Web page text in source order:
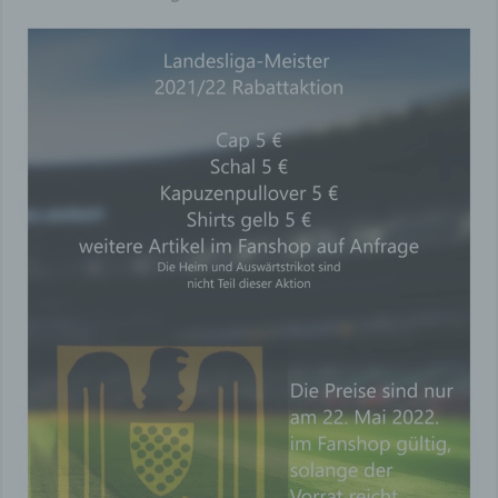
Sportfreunde Hamborn 07 Fußballabteilung e.V /
Sportfreunde Hamborn 07 Jugendabteilung e.V.
info@hamborn-07.de
Wenn Sie Fragen zum Datenschutz haben,
schreiben Sie uns bitte eine E-Mail oder wenden
Sie sich direkt an die für den Datenschutz
verantwortliche Person in unserer Organisation.
Dies wäre der Jugendvorstand.
Cookies
Die Internetseiten verwenden teilweise so
genannte Cookies. Cookies richten auf Ihrem
Rechner keinen Schaden an und enthalten keine
Viren. Cookies dienen dazu, unser Angebot
nutzerfreundlicher, effektiver und sicherer zu